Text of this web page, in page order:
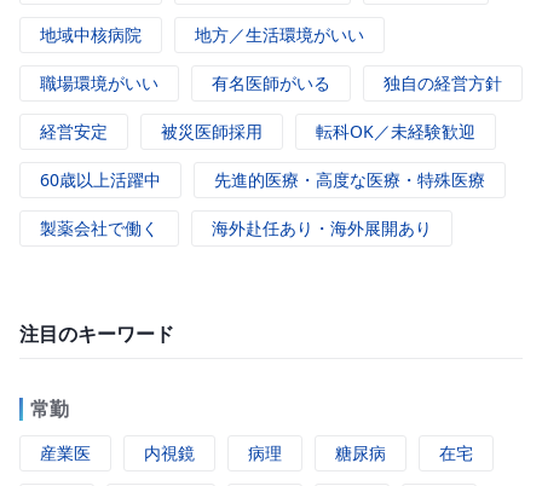
地域中核病院 地方／生活環境がいい
職場環境がいい 有名医師がいる 独自の経営方針
経営安定 被災医師採用 転科OK／未経験歓迎
60歳以上活躍中 先進的医療・高度な医療・特殊医療
製薬会社で働く 海外赴任あり・海外展開あり
注目のキーワード
常勤
産業医 内視鏡 病理 糖尿病 在宅